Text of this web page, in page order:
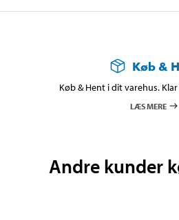
Køb &
Køb & Hent i dit varehus.
LÆS MERE
Andre kunder